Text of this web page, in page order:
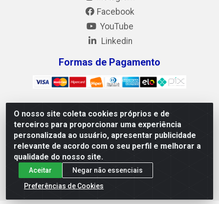
O nosso site coleta cookies próprios e de
terceiros para proporcionar uma experiência
personalizada ao usuário, apresentar publicidade
relevante de acordo com o seu perfil e melhorar a
qualidade do nosso site.
Aceitar
Negar não essenciais
Preferências de Cookies
Facebook
YouTube
Linkedin
Formas de Pagamento
Mix Alimentos LTDA - Quadra Asr Ne 55 (412 Norte), Alameda
02, S/N - Plano Diretor Norte, Palmas/TO - CEP 77.006-540 -
CNPJ 05.922.500/0001-02